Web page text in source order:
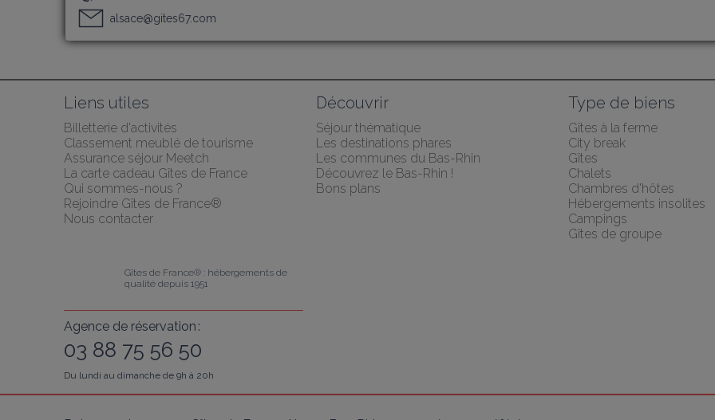
alsace@gites67.com
Liens utiles
Billetterie d'activités
Classement meublé de tourisme
Assurance séjour Meetch
La carte cadeau Gîtes de France
Qui sommes-nous ?
Rejoindre Gîtes de France®
Nous contacter
Découvrir
Séjour thématique
Les destinations phares
Les communes du Bas-Rhin
Découvrez le Bas-Rhin !
Bons plans
Type de biens
Gîtes à la ferme
City break
Gîtes
Chalets
Chambres d'hôtes
Hébergements insolites
Campings
Gîtes de groupe
Gîtes de France® : hébergements de
qualité depuis 1951
Agence de réservation :
03 88 75 56 50
Du lundi au dimanche de 9h à 20h